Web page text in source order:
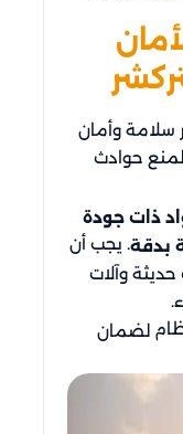
سلامة وأمان
حوادث
ذات جودة
بدقة. يجب أن
حديثة وآلات
لضمان